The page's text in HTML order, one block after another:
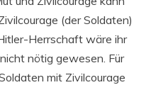
(der Soldaten)
Herrschaft wäre ihr
nötig gewesen. Für
mit Zivilcourage